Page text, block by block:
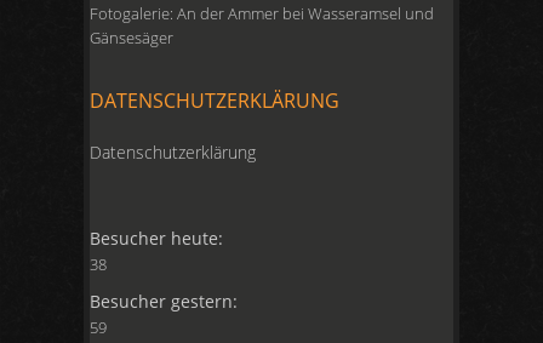
Fotogalerie: An der Ammer bei Wasseramsel und
Gänsesäger
DATENSCHUTZERKLÄRUNG
Datenschutzerklärung
Besucher heute:
38
Besucher gestern:
59